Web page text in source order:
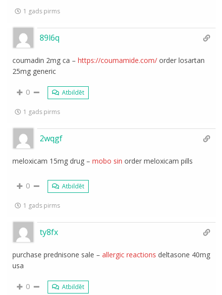
1 gads pirms
89l6q
coumadin 2mg ca –https://coumamide.com/ order losartan
25mg generic
0 Atbildēt
1 gads pirms
2wqgf
meloxicam 15mg drug –mobo sin order meloxicam pills
0 Atbildēt
1 gads pirms
ty8fx
purchase prednisone sale –allergic reactions
usa
0 Atbildēt